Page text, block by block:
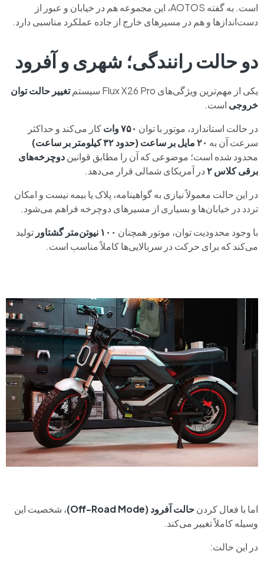
است. به گفته AOTOS، این مجموعه هم در خیابان و عبور از
دست‌اندازها و هم در مسیرهای خارج از جاده عملکرد مناسبی دارد.
دو حالت رانندگی؛ شهری و آفرود
یکی از مهم‌ترین ویژگی‌های Flux X26 Pro سیستم
تغییر حالت توان
خروجی است.
در حالت استاندارد، موتور با توان ۷۵۰ وات
کار می‌کند و حداکثر
سرعت آن به ۲۰ مایل بر ساعت (حدود ۳۲ کیلومتر بر ساعت)
محدود شده است؛ موضوعی که آن را مطابق قوانیندوچرخه‌های
برقی کلاس ۲
در آمریکای شمالی قرار می‌دهد.
در این حالت معمولاً نیازی به گواهینامه، پلاک یا بیمه نیست و امکان
تردد در خیابان‌ها و بسیاری از مسیرهای دوچرخه فراهم می‌شود.
با وجود محدودیت توان، موتور همچنان ۱۰۰ نیوتن‌متر گشتاور
تولید
می‌کند که برای حرکت در سربالایی‌ها کاملاً مناسب است.
اما با فعال کردنحالت آفرود (Off-Road Mode)
، شخصیت این
وسیله کاملاً تغییر می‌کند.
در این حالت: